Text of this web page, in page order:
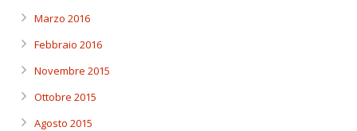
Marzo 2016
Febbraio 2016
Novembre 2015
Ottobre 2015
Agosto 2015